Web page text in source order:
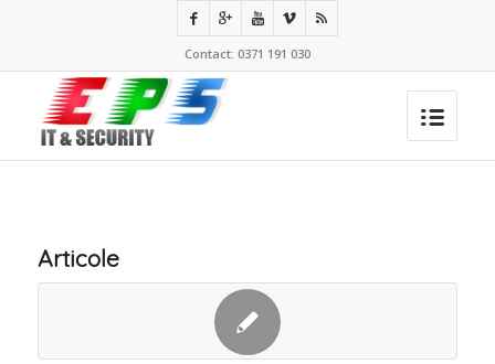
Contact: 0371 191 030
Articole